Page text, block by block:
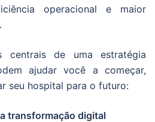
operacional e maior
centrais de uma estratégia
ajudar você a começar,
seu hospital para o futuro:
transformação digital